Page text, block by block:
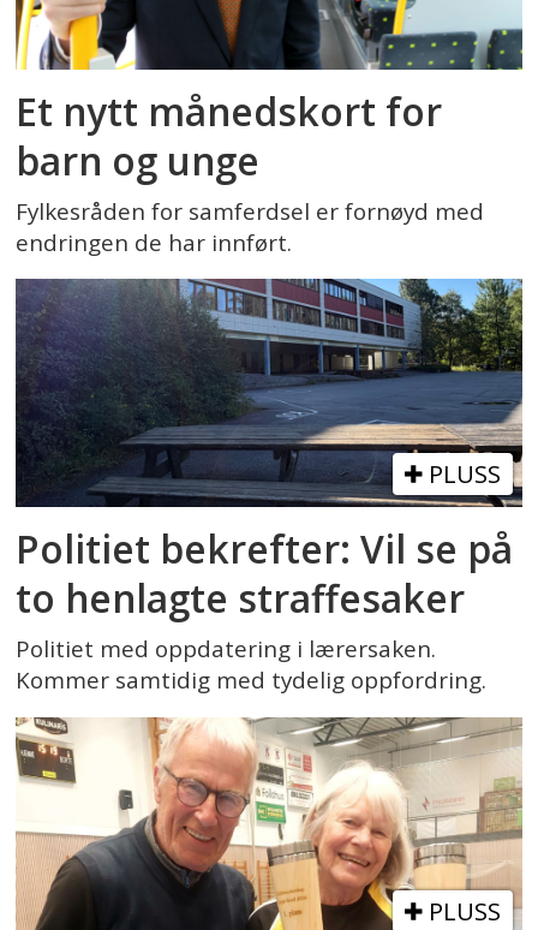
Et nytt månedskort for
barn og unge
Fylkesråden for samferdsel er fornøyd med
endringen de har innført.
PLUSS
Politiet bekrefter: Vil se på
to henlagte straffesaker
Politiet med oppdatering i lærersaken.
Kommer samtidig med tydelig oppfordring.
PLUSS